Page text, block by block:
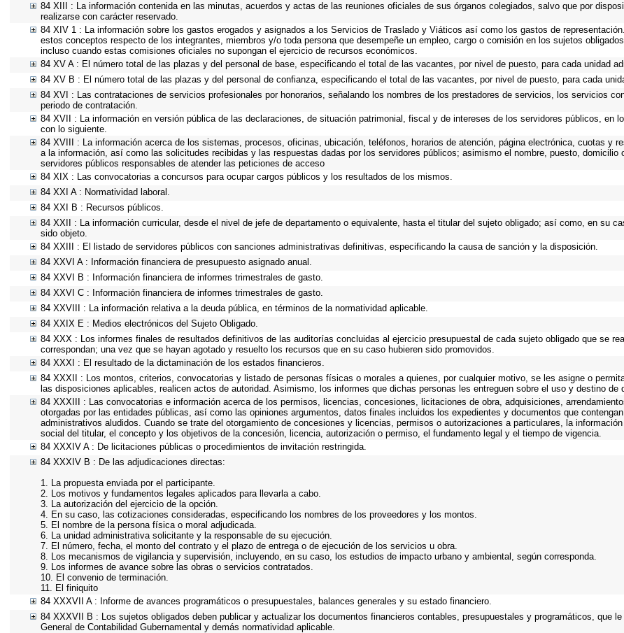
84 XIII : La información contenida en las minutas, acuerdos y actas de las reuniones oficiales de sus órganos colegiados, salvo que por
realizarse con carácter reservado.
84 XIV 1 : La información sobre los gastos erogados y asignados a los Servicios de Traslado y Viáticos así como los gastos de
estos conceptos respecto de los integrantes, miembros y/o toda persona que desempeñe un empleo, cargo o comisión en los sujetos
incluso cuando estas comisiones oficiales no supongan el ejercicio de recursos económicos.
84 XV A : El número total de las plazas y del personal de base, especificando el total de las vacantes, por nivel de puesto, para cada unidad
84 XV B : El número total de las plazas y del personal de confianza, especificando el total de las vacantes, por nivel de puesto, para cada
84 XVI : Las contrataciones de servicios profesionales por honorarios, señalando los nombres de los prestadores de servicios, los servicios
periodo de contratación.
84 XVII : La información en versión pública de las declaraciones, de situación patrimonial, fiscal y de intereses de los servidores públicos, en
con lo siguiente.
84 XVIII : La información acerca de los sistemas, procesos, oficinas, ubicación, teléfonos, horarios de atención, página electrónica, cuotas y
a la información, así como las solicitudes recibidas y las respuestas dadas por los servidores públicos; asimismo el nombre, puesto, domicilio
servidores públicos responsables de atender las peticiones de acceso
84 XIX : Las convocatorias a concursos para ocupar cargos públicos y los resultados de los mismos.
84 XXI A : Normatividad laboral.
84 XXI B : Recursos públicos.
84 XXII : La información curricular, desde el nivel de jefe de departamento o equivalente, hasta el titular del sujeto obligado; así como, en su
sido objeto.
84 XXIII : El listado de servidores públicos con sanciones administrativas definitivas, especificando la causa de sanción y la disposición.
84 XXVI A : Información financiera de presupuesto asignado anual.
84 XXVI B : Información financiera de informes trimestrales de gasto.
84 XXVI C : Información financiera de informes trimestrales de gasto.
84 XXVIII : La información relativa a la deuda pública, en términos de la normatividad aplicable.
84 XXIX E : Medios electrónicos del Sujeto Obligado.
84 XXX : Los informes finales de resultados definitivos de las auditorías concluidas al ejercicio presupuestal de cada sujeto obligado que se
correspondan; una vez que se hayan agotado y resuelto los recursos que en su caso hubieren sido promovidos.
84 XXXI : El resultado de la dictaminación de los estados financieros.
84 XXXII : Los montos, criterios, convocatorias y listado de personas físicas o morales a quienes, por cualquier motivo, se les asigne o
las disposiciones aplicables, realicen actos de autoridad. Asimismo, los informes que dichas personas les entreguen sobre el uso y destino de
84 XXXIII : Las convocatorias e información acerca de los permisos, licencias, concesiones, licitaciones de obra, adquisiciones,
otorgadas por las entidades públicas, así como las opiniones argumentos, datos finales incluidos los expedientes y documentos que
administrativos aludidos. Cuando se trate del otorgamiento de concesiones y licencias, permisos o autorizaciones a particulares, la
social del titular, el concepto y los objetivos de la concesión, licencia, autorización o permiso, el fundamento legal y el tiempo de vigencia.
84 XXXIV A : De licitaciones públicas o procedimientos de invitación restringida.
84 XXXIV B : De las adjudicaciones directas:
1. La propuesta enviada por el participante.
2. Los motivos y fundamentos legales aplicados para llevarla a cabo.
3. La autorización del ejercicio de la opción.
4. En su caso, las cotizaciones consideradas, especificando los nombres de los proveedores y los montos.
5. El nombre de la persona física o moral adjudicada.
6. La unidad administrativa solicitante y la responsable de su ejecución.
7. El número, fecha, el monto del contrato y el plazo de entrega o de ejecución de los servicios u obra.
8. Los mecanismos de vigilancia y supervisión, incluyendo, en su caso, los estudios de impacto urbano y ambiental, según corresponda.
9. Los informes de avance sobre las obras o servicios contratados.
10. El convenio de terminación.
11. El finiquito
84 XXXVII A : Informe de avances programáticos o presupuestales, balances generales y su estado financiero.
84 XXXVII B : Los sujetos obligados deben publicar y actualizar los documentos financieros contables, presupuestales y programáticos, que
General de Contabilidad Gubernamental y demás normatividad aplicable.